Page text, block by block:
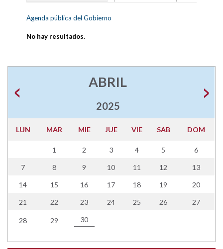
Agenda pública del Gobierno
No hay resultados.
ABRIL
2025
LUN MAR MIE JUE VIE SAB DOM
1 2 3 4 5 6
7 8 9 10 11 12 13
14 15 16 17 18 19 20
21 22 23 24 25 26 27
28 29 30